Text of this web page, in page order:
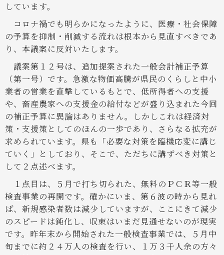
しています。
コロナ禍でも明らかになったように、医療・社会保障
の予算を抑制・削減する流れは根本から見直すべきであ
り、本議案に反対いたします。
議案第１２号は、追加提案された一般会計補正予算
（第一号）です。急激な物価高騰が県民のくらしと中小
業者の営業を直撃しているもとで、低所得者への支援
や、畜産農家への支援金の給付などが盛り込まれた今回
の補正予算に異論はありません。しかしこれは経済対
策・支援策としてのほんの一歩であり、さらなる拡充が
求められています。県も「必要な対策を臨機応変に講じ
ていく」としており、そこで、ただちに講ずべき対策と
して２点述べます。
１点目は、５月で打ち切られた、無料のＰＣＲ等一般
検査事業の再開です。確かにいま、第６波の時から見れ
ば、新規感染者数は減少していますが、ここにきて減少
のスピードは鈍化し、収束はいまだ見通せないのが現実
です。昨年末から開始された一般検査事業では、５月中
旬までに約２４万人の検査を行い、１万３千人余の方々